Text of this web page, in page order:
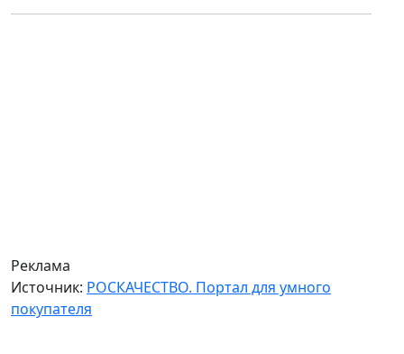
Реклама
Источник: РОСКАЧЕСТВО. Портал для умного
покупателя